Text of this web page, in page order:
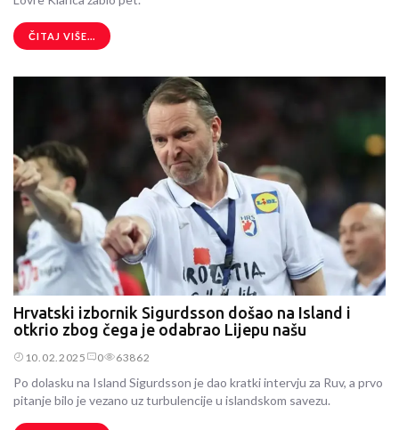
ČITAJ VIŠE...
Hrvatski izbornik Sigurdsson došao na Island i
otkrio zbog čega je odabrao Lijepu našu
10.02.2025 0 63862
Po dolasku na Island Sigurdsson je dao kratki intervju za Ruv, a prvo
pitanje bilo je vezano uz turbulencije u islandskom savezu.